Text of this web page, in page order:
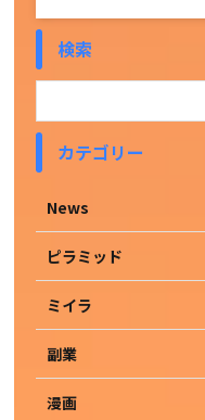
検索
カテゴリー
News
ピラミッド
ミイラ
副業
漫画